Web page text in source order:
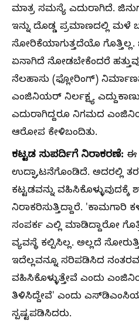
ಮಾತ್ರ ಸಮಸ್ಯೆ ಎದುರಾಗಿದೆ.
ಇನ್ನು ದೊಡ್ಡ ಪ್ರಮಾಣದಲ್ಲಿ ಮಳೆ
ಸೋರಿಕೆಯಾಗುತ್ತದೆಯೊ
ಏನಾಗಿದೆ ನೋಡಬೇಕೆಂದರೆ
ನೆಲಹಾಸು (ಫ್ಲೋರಿಂಗ್)
ಎಂಜಿನಿಯರ್‌ ನಿರ್ಲಕ್ಷ್ಯ
ಎದುರಾಗಿದ್ದರೂ ನಿಗಮದ
ಆರೋಪ ಕೇಳಿಬಂದಿತು.
ಕಟ್ಟಡ ಸುಪರ್ದಿಗೆ ನಿರಾಕರಣೆ: ಈ
ಉದ್ಘಾಟನೆಗೊಂಡಿದೆ. ಅದರಲ್ಲಿ
ಕಟ್ಟಡವನ್ನು
ನಿರಾಕರಿಸುತ್ತಿದ್ದಾರೆ.
ಸಂಪರ್ಕ ಎಲ್ಲಿ ಮಾಡಿದ್ದಾರೋ
ವ್ಯವಸ್ಥೆ ಕಲ್ಪಿಸಿಲ್ಲ. ಅಲ್ಲದೆ
ಇದೆಲ್ಲವನ್ನೂ ಸರಿಪಡಿಸಿದ
ವಹಿಸಿಕೊಳ್ಳುತ್ತೇವೆ ಎಂದು
ತಿಳಿಸಿದ್ದೇವೆ' ಎಂದು
ಸ್ಪಷ್ಟಪಡಿಸಿದರು.